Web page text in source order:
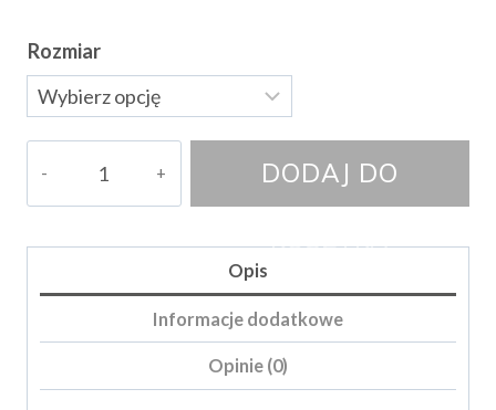
Rozmiar
DODAJ DO
KOSZYKA
Opis
Informacje dodatkowe
Opinie (0)